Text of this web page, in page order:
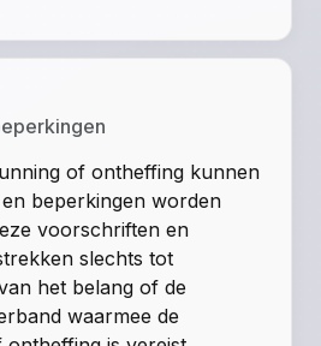
of ontheffing kunnen
beperkingen worden
voorschriften en
slechts tot
het belang of de
waarmee de